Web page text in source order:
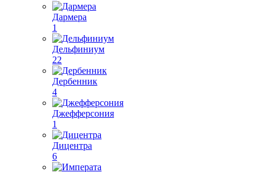
Дармера
1
Дельфиниум
22
Дербенник
4
Джефферсония
1
Дицентра
6